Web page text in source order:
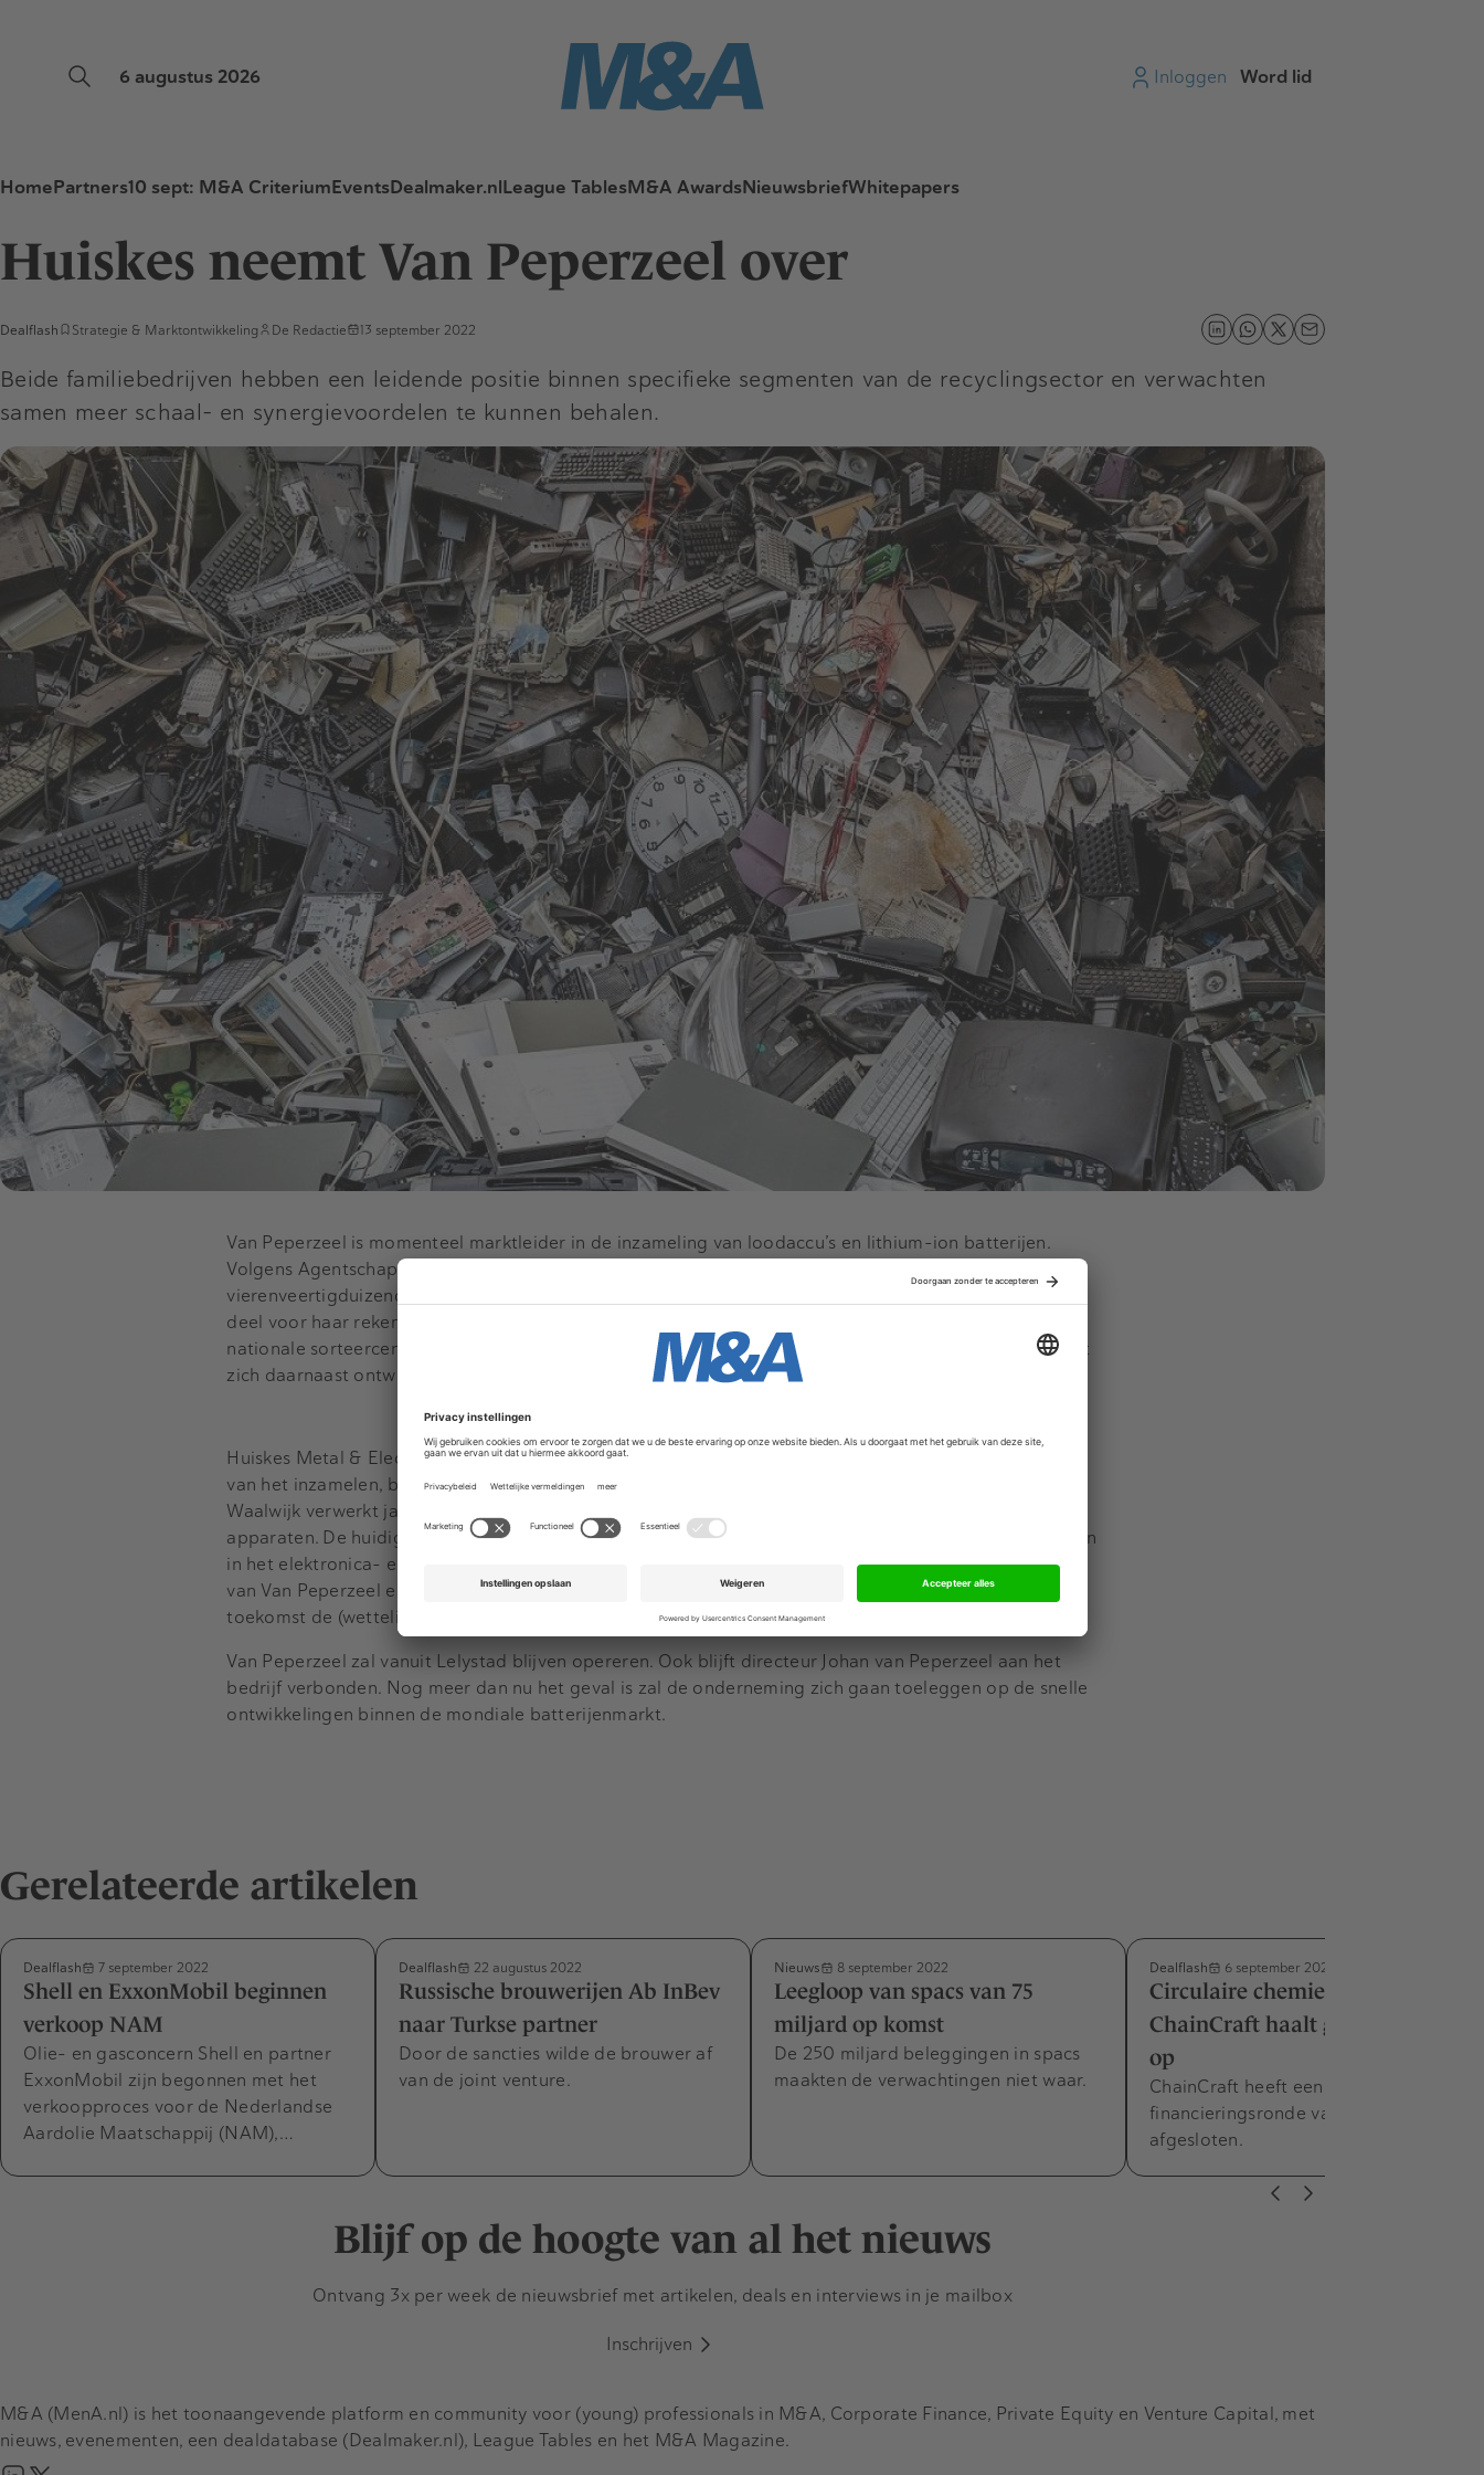
6 augustus 2026 Inloggen Word lid
HomePartners10 sept: M&A CriteriumEventsDealmaker.nlLeague TablesM&A AwardsNieuwsbriefWhitepapers
Huiskes neemt Van Peperzeel over
Dealflash Strategie & Marktontwikkeling De Redactie 13 september 2022
Beide familiebedrijven hebben een leidende positie binnen specifieke segmenten van de recyclingsector en verwachten
samen meer schaal- en synergievoordelen te kunnen behalen.
Van Peperzeel is momenteel marktleider in de inzameling van loodaccu’s en lithium-ion batterijen.
Volgens Agentschap NL (gelieerd aan het ministerie van VROM) worden in ons land jaarlijks zo’n
vierenveertigduizend ton accu’s en batterijen afgedankt. Hiervan neemt Van Peperzeel het grootste
deel voor haar rekening, reden waarom Stibat (Stichting Batterijen) het bedrijf beschouwt als hét
nationale sorteercentrum van alle afgedankte accu’s en batterijen in Nederland. De onderneming heeft
zich daarnaast ontwikkeld tot kenniscentrum voor batterijtechnologie.
Huiskes Metal & Electronics Recycling is de afgelopen jaren uitgegroeid tot specialist op het gebied
van het inzamelen, bewerken en recyclen van afgedankte elektronica en metalen. Dit familiebedrijf uit
Waalwijk verwerkt jaarlijks vele tonnen aan e-waste, zoals laptops, oude mobieltjes en huishoudelijke
apparaten. De huidige directie, bestaande uit Dirk en Koen Huiskes, verwacht dat het aandeel batterijen
in het elektronica- en metaalafval in de toekomst verder zal toenemen. Daardoor vullen de activiteiten
van Van Peperzeel en die van Huiskes elkaar goed aan, en kunnen beide ondernemingen ook in de
toekomst de (wettelijk) correcte verwerking en traceerbaarheid van e-waste blijven garanderen.
Van Peperzeel zal vanuit Lelystad blijven opereren. Ook blijft directeur Johan van Peperzeel aan het
bedrijf verbonden. Nog meer dan nu het geval is zal de onderneming zich gaan toeleggen op de snelle
ontwikkelingen binnen de mondiale batterijenmarkt.
Gerelateerde artikelen
Dealflash 7 september 2022
Shell en ExxonMobil beginnen
verkoop NAM
Olie- en gasconcern Shell en partner
ExxonMobil zijn begonnen met het
verkoopproces voor de Nederlandse
Aardolie Maatschappij (NAM),…
Dealflash 22 augustus 2022
Russische brouwerijen Ab InBev
naar Turkse partner
Door de sancties wilde de brouwer af
van de joint venture.
Nieuws 8 september 2022
Leegloop van spacs van 75
miljard op komst
De 250 miljard beleggingen in spacs
maakten de verwachtingen niet waar.
Dealflash 6 september 2022
Circulaire chemiescale-up
ChainCraft haalt groeikapitaal
op
ChainCraft heeft een
financieringsronde van 11 miljoen euro
afgesloten.
Blijf op de hoogte van al het nieuws
Ontvang 3x per week de nieuwsbrief met artikelen, deals en interviews in je mailbox
Inschrijven
M&A (MenA.nl) is het toonaangevende platform en community voor (young) professionals in M&A, Corporate Finance, Private Equity en Venture Capital, met
nieuws, evenementen, een dealdatabase (Dealmaker.nl), League Tables en het M&A Magazine.